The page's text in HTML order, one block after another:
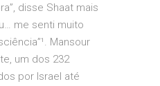
disse Shaat mais
me senti muito
Mansour
um dos 232
por Israel até